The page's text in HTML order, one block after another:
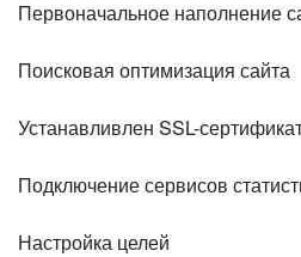
Первоначальное наполнение
Поисковая оптимизация сайта
Устанавливлен SSL-
Подключение сервисов
Настройка целей